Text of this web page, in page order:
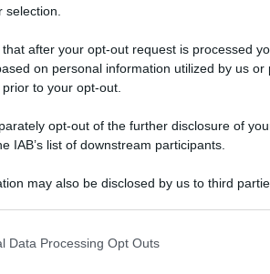
selection.
that after your opt-out request is processed
on personal information utilized by us
to your opt-out.
opt-out of the further disclosure of
IAB’s list of downstream participants.
may also be disclosed by us to third
including but not limited to your visit or usage
Data Processing Opt Outs
sta vivendo un periodo di
auto elettriche e ibride. Sarà